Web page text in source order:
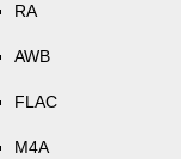
RA
AWB
FLAC
M4A